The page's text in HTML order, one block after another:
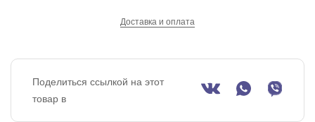
Доставка и оплата
Поделиться ссылкой на этот
товар в